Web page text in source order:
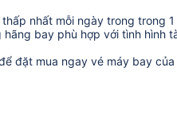
nhất mỗi ngày trong trong
bay phù hợp với tình hình
đặt mua ngay vé máy bay